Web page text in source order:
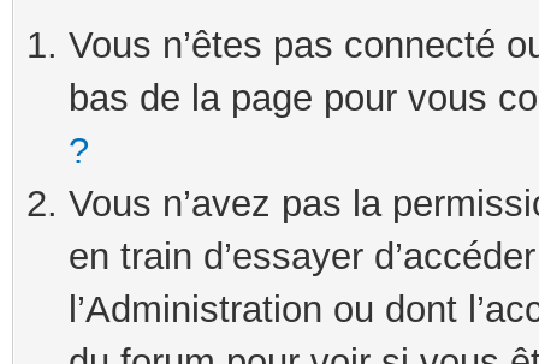
Vous n’êtes pas connecté
bas de la page pour vous
?
Vous n’avez pas la
en train d’essayer
l’Administration ou dont